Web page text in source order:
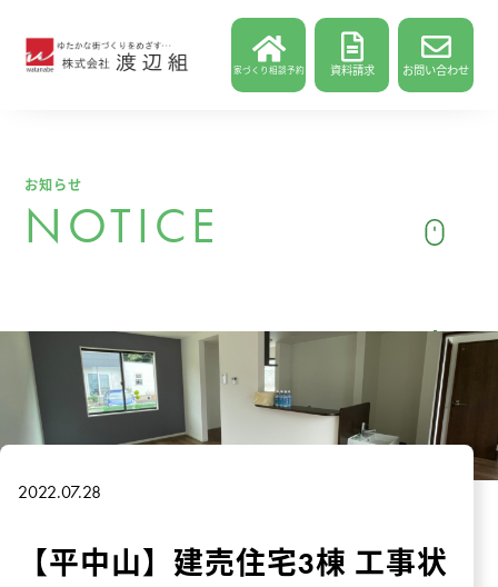
家づくり相談予約 資料請求 お問い合わせ
お知らせ
NOTICE
2022.07.28
【平中山】建売住宅3棟 工事状